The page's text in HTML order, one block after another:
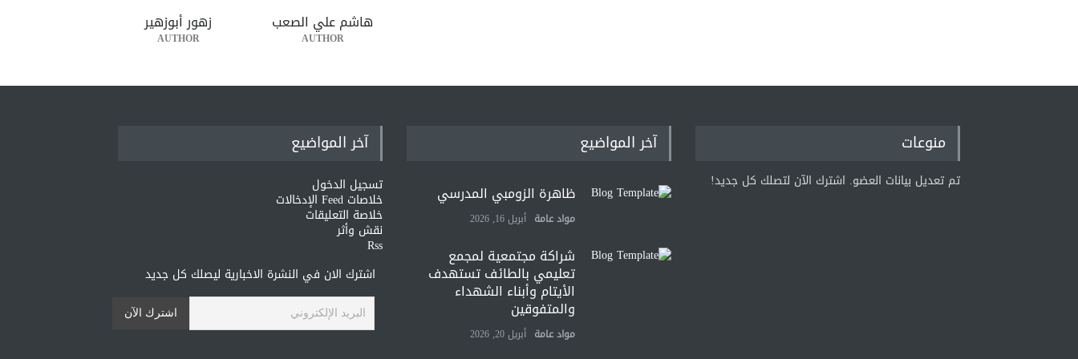
هاشم علي الصعب
AUTHOR
زهور أبوزهير
AUTHOR
منوعات
تم تعديل بيانات العضو. اشترك الآن لتصلك كل جديد!
آخر المواضيع
ظاهرة الزومبي المدرسي
مواد عامة أبريل 16, 2026
شراكة مجتمعية لمجمع
تعليمي بالطائف تستهدف
الأيتام وأبناء الشهداء
والمتفوقين
مواد عامة أبريل 20, 2026
آخر المواضيع
تسجيل الدخول
خلاصات Feed الإدخالات
خلاصة التعليقات
نقش وأثر
Rss
اشترك الان في النشرة الاخبارية ليصلك كل جديد